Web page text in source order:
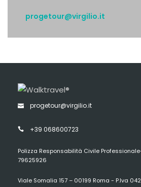
progetour@virgilio.it
progetour@virgilio.it
+39 068600723
Polizza Responsabilità Civile
79625926
Viale Somalia 157 – 00199 Roma - P.Iva